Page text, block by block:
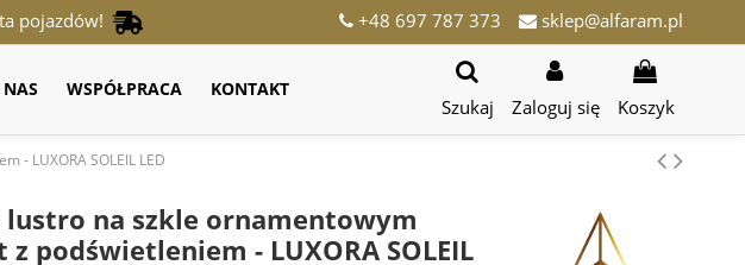
pojazdów! +48 697 787 373 sklep@alfaram.pl
WSPÓŁPRACA KONTAKT
Szukaj Zaloguj się Koszyk
- LUXORA SOLEIL LED
na szkle ornamentowym
podświetleniem - LUXORA SOLEIL